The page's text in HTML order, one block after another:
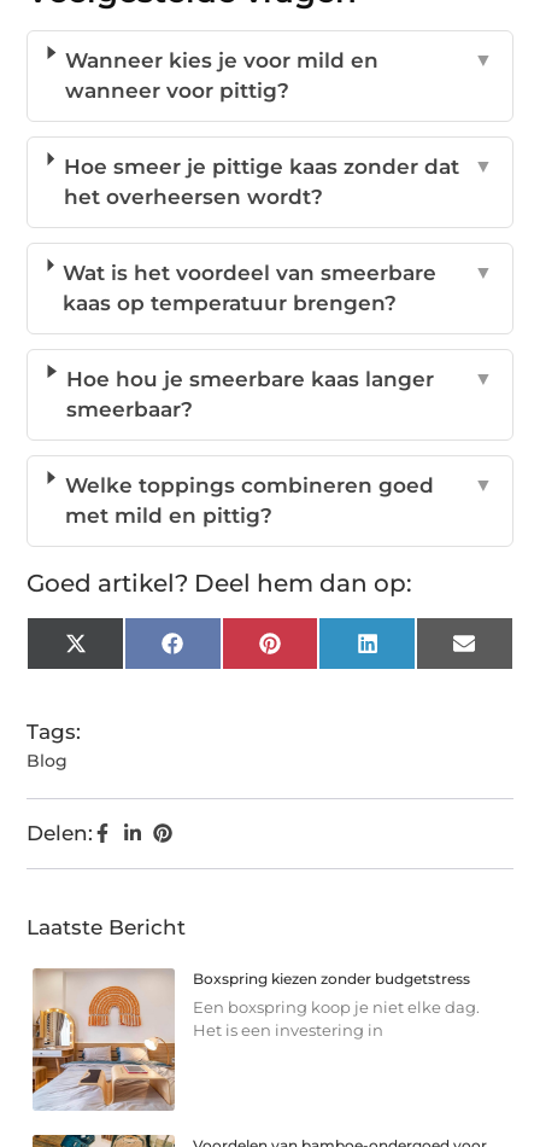
Wanneer kies je voor mild en
wanneer voor pittig?
▼
Hoe smeer je pittige kaas zonder dat
het overheersen wordt?
▼
Wat is het voordeel van smeerbare
kaas op temperatuur brengen?
▼
Hoe hou je smeerbare kaas langer
smeerbaar?
▼
Welke toppings combineren goed
met mild en pittig?
▼
Goed artikel? Deel hem dan op:
X
(Twitter)
FacebookPinterest LinkedIn Email
Tags:
Blog
Delen:
Laatste Bericht
Boxspring kiezen zonder budgetstress
Een boxspring koop je niet elke dag.
Het is een investering in